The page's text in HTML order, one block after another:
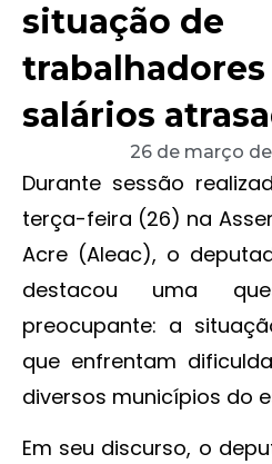
situação de
salários
26 de março
Durante sessão
terça-feira (26) na
Acre (Aleac), o
destacou uma
preocupante: a
que enfrentam
diversos municípios do
Em seu discurso, o